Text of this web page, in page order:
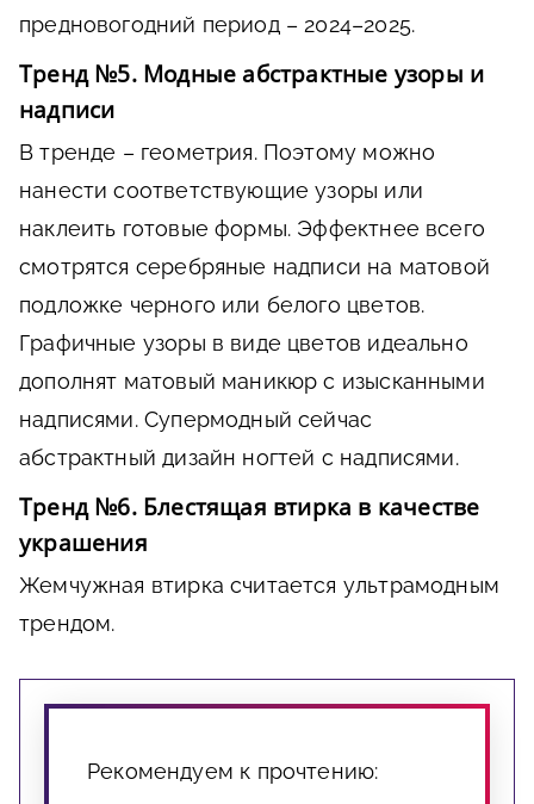
предновогодний период – 2024–2025.
Тренд №5. Модные абстрактные узоры и
надписи
В тренде – геометрия. Поэтому можно
нанести соответствующие узоры или
наклеить готовые формы. Эффектнее всего
смотрятся серебряные надписи на матовой
подложке черного или белого цветов.
Графичные узоры в виде цветов идеально
дополнят матовый маникюр с изысканными
надписями. Супермодный сейчас
абстрактный дизайн ногтей с надписями.
Тренд №6. Блестящая втирка в качестве
украшения
Жемчужная втирка считается ультрамодным
трендом.
Рекомендуем к прочтению: